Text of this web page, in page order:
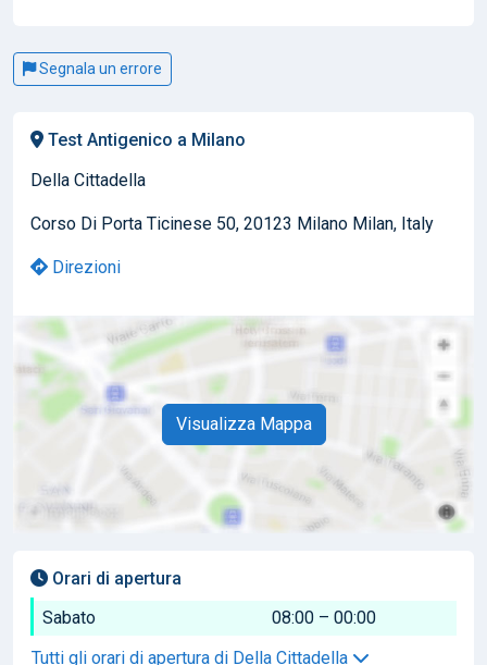
Segnala un errore
Test Antigenico a Milano
Della Cittadella
Corso Di Porta Ticinese 50, 20123 Milano Milan, Italy
Direzioni
Visualizza Mappa
Orari di apertura
Sabato
08:00 – 00:00
Tutti gli orari di apertura di Della Cittadella